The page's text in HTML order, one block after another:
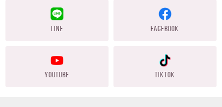
LINE FACEBOOK
YOUTUBE TIKTOK